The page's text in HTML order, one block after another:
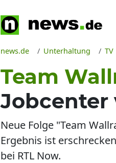
news.de Unterhaltung TV
Team
Neue Folge "Team
Ergebnis ist
bei RTL Now.